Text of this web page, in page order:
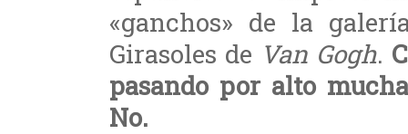
«ganchos» de la
Girasoles de Van Gogh.
pasando por alto
No.